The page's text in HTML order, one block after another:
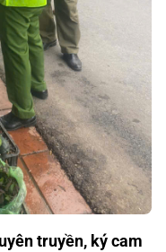
truyền, ký cam